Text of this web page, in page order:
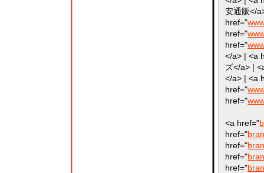
安通販</
href="
href="
href="
</a> | <a
ズ</a> |
</a> | <a
href="
href="
<a href="
href="
href="
href="
href="